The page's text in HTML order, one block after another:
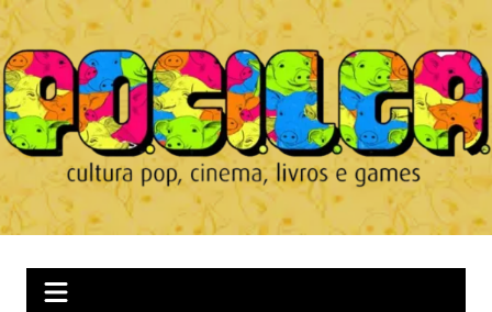
Ir
para
o
conteúdo